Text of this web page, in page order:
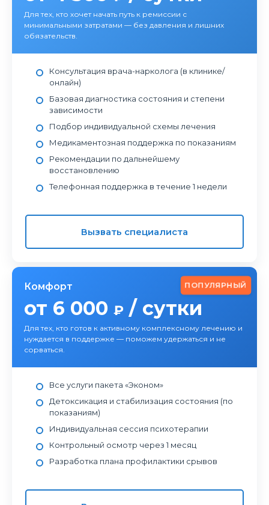
Для тех, кто хочет начать путь к ремиссии с
минимальными затратами — без давления и лишних
обязательств.
Консультация врача-нарколога (в клинике/
онлайн)
Базовая диагностика состояния и степени
зависимости
Подбор индивидуальной схемы лечения
Медикаментозная поддержка по показаниям
Рекомендации по дальнейшему
восстановлению
Телефонная поддержка в течение 1 недели
Вызвать специалиста
ПОПУЛЯРНЫЙ
Комфорт
от 6 000 ₽ / сутки
Для тех, кто готов к активному комплексному лечению и
нуждается в поддержке — поможем удержаться и не
сорваться.
Все услуги пакета «Эконом»
Детоксикация и стабилизация состояния (по
показаниям)
Индивидуальная сессия психотерапии
Контрольный осмотр через 1 месяц
Разработка плана профилактики срывов